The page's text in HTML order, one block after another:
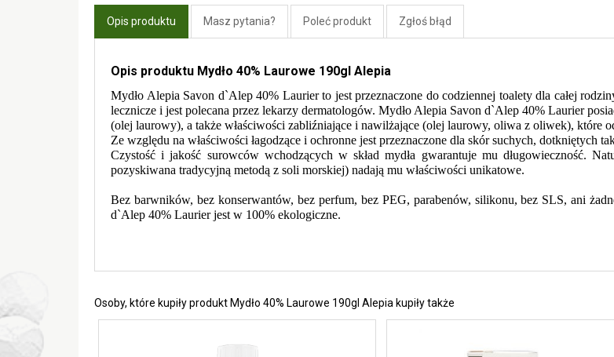
Opis produktu Masz pytania? Poleć produkt Zgłoś błąd
Opis produktu Mydło 40% Laurowe 190gl Alepia
Mydło Alepia Savon d`Alep 40% Laurier to jest przeznaczone do codziennej toalety dla całej
lecznicze i jest polecana przez lekarzy dermatologów. Mydło Alepia Savon d`Alep 40% Laurier
(olej laurowy), a także właściwości zabliźniające i nawilżające (olej laurowy, oliwa z oliwek), które
Ze względu na właściwości łagodzące i ochronne jest przeznaczone dla skór suchych, dotkniętych
Czystość i jakość surowców wchodzących w skład mydła gwarantuje mu długowieczność.
pozyskiwana tradycyjną metodą z soli morskiej) nadają mu właściwości unikatowe.
Bez barwników, bez konserwantów, bez perfum, bez PEG, parabenów, silikonu, bez SLS, ani
d`Alep 40% Laurier jest w 100% ekologiczne.
Osoby, które kupiły produkt Mydło 40% Laurowe 190gl Alepia kupiły także